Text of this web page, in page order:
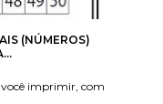
(NÚMEROS)
imprimir, com